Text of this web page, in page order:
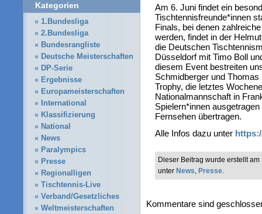
Am 6. Juni findet ein
Tischtennisfreunde*innen
Finals, bei denen
werden, findet in der
die Deutschen
Düsseldorf mit Timo Boll
diesem Event bestreiten
Schmidberger und
Trophy, die letztes
Nationalmannschaft in
Spielern*innen
Fernsehen übertragen.
Alle Infos dazu unter
Dieser Beitrag wurde erstellt
unter News, Presse.
Kommentare sind
Kategorien
1.Bundesliga
2.Bundesliga
Bundesrangliste
Deutsche Meisterschaften
DP-Serie
Ergebnisse
Europameisterschaften
International
Klassifizierung
National
News
Paralympics
Presse
Regionalligen
Tischtennis-Live
Verband/Gesetzliches
Weltmeisterschaften